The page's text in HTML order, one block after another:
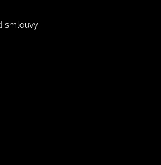
smlouvy